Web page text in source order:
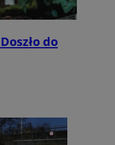
do